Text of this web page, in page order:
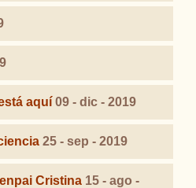
aquí 09 - dic - 2019
25 - sep - 2019
Cristina 15 - ago -